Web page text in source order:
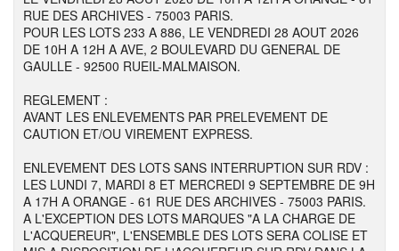
RUE DES ARCHIVES - 75003 PARIS.
POUR LES LOTS 233 A 886, LE VENDREDI 28 AOUT 2026
DE 10H A 12H A AVE, 2 BOULEVARD DU GENERAL DE
GAULLE - 92500 RUEIL-MALMAISON.
REGLEMENT :
AVANT LES ENLEVEMENTS PAR PRELEVEMENT DE
CAUTION ET/OU VIREMENT EXPRESS.
ENLEVEMENT DES LOTS SANS INTERRUPTION SUR RDV :
LES LUNDI 7, MARDI 8 ET MERCREDI 9 SEPTEMBRE DE 9H
A 17H A ORANGE - 61 RUE DES ARCHIVES - 75003 PARIS.
A L'EXCEPTION DES LOTS MARQUES "A LA CHARGE DE
L'ACQUEREUR", L'ENSEMBLE DES LOTS SERA COLISE ET